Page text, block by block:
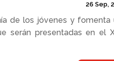
26 Sep,
de los jóvenes y fomenta
serán presentadas en el